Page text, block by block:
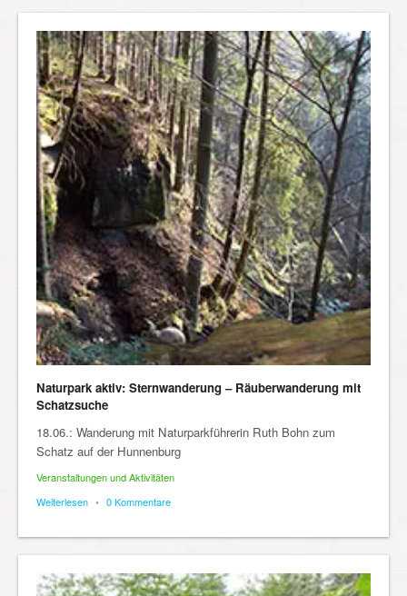
Naturpark aktiv: Sternwanderung – Räuberwanderung mit
Schatzsuche
18.06.: Wanderung mit Naturparkführerin Ruth Bohn zum
Schatz auf der Hunnenburg
Veranstaltungen und Aktivitäten
Weiterlesen • 0 Kommentare